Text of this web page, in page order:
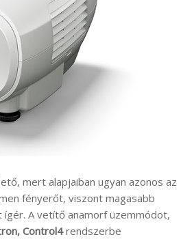
mert alapjaiban ugyan azonos az
fényerőt, viszont magasabb
A vetítő anamorf üzemmódot,
Control4rendszerbe